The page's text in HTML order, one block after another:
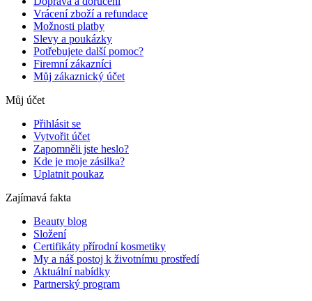
Vrácení zboží a refundace
Možnosti platby
Slevy a poukázky
Potřebujete další pomoc?
Firemní zákazníci
Můj zákaznický účet
Můj účet
Přihlásit se
Vytvořit účet
Zapomněli jste heslo?
Kde je moje zásilka?
Uplatnit poukaz
Zajímavá fakta
Beauty blog
Složení
Certifikáty přírodní kosmetiky
My a náš postoj k životnímu prostředí
Aktuální nabídky
Partnerský program